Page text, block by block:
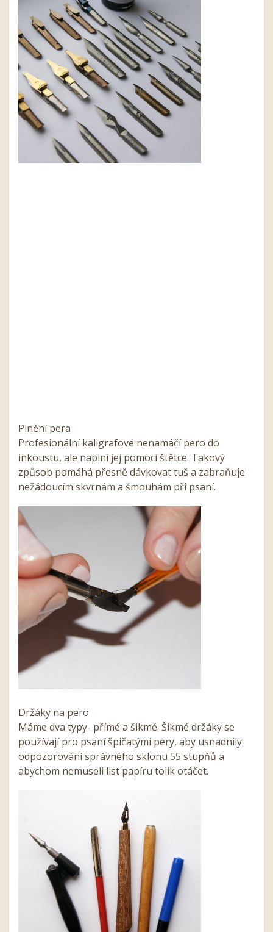
Plnění pera
Profesionální kaligrafové nenamáčí pero do
inkoustu, ale naplní jej pomocí štětce. Takový
způsob pomáhá přesně dávkovat tuš a zabraňuje
nežádoucím skvrnám a šmouhám při psaní.
Držáky na pero
Máme dva typy- přímé a šikmé. Šikmé držáky se
používají pro psaní špičatými pery, aby usnadnily
odpozorování správného sklonu 55 stupňů a
abychom nemuseli list papíru tolik otáčet.